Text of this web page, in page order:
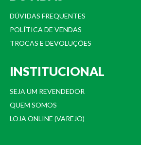
DÚVIDAS FREQUENTES
POLÍTICA DE VENDAS
TROCAS E DEVOLUÇÕES
INSTITUCIONAL
SEJA UM REVENDEDOR
QUEM SOMOS
LOJA ONLINE (VAREJO)